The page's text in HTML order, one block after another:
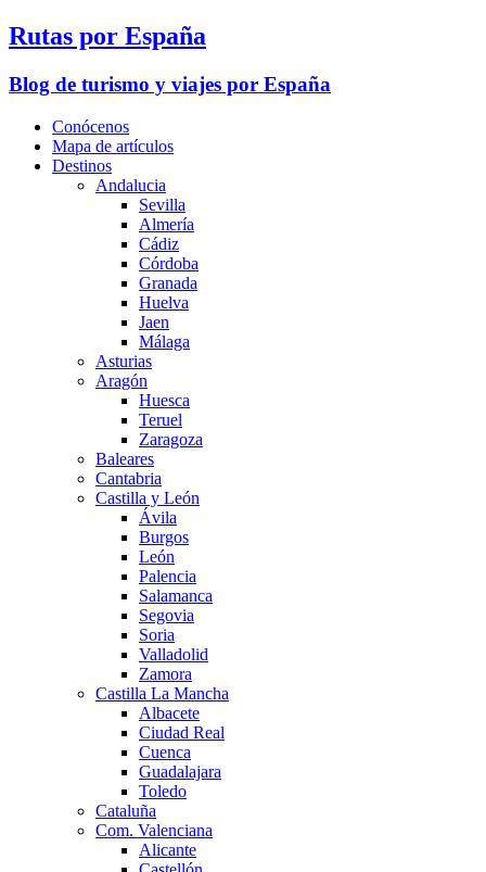
Rutas por España
Blog de turismo y viajes por España
Conócenos
Mapa de artículos
Destinos
Andalucia
Sevilla
Almería
Cádiz
Córdoba
Granada
Huelva
Jaen
Málaga
Asturias
Aragón
Huesca
Teruel
Zaragoza
Baleares
Cantabria
Castilla y León
Ávila
Burgos
León
Palencia
Salamanca
Segovia
Soria
Valladolid
Zamora
Castilla La Mancha
Albacete
Ciudad Real
Cuenca
Guadalajara
Toledo
Cataluña
Com. Valenciana
Alicante